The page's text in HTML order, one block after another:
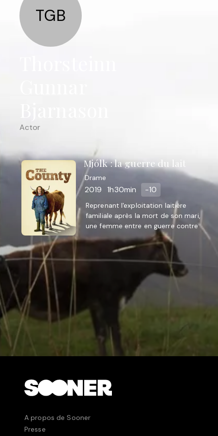
TGB
Actor
Mjólk : la guerre du lait
Drame
2019 1h30min -10
Reprenant l'exploitation laitière
familiale après la mort de son mari,
une femme entre en guerre contre
les méthodes mafieuses d'une
coopérative.
A propos de Sooner
Presse